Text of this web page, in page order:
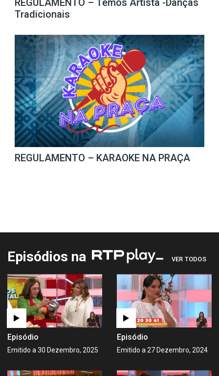
REGULAMENTO – Temos Artista -Danças
Tradicionais
REGULAMENTO – KARAOKE NA PRAÇA
Episódios na VER TODOS
Episódio
Emitido a 30 Dezembro, 2025
Episódio
Emitido a 27 Dezembro, 2024